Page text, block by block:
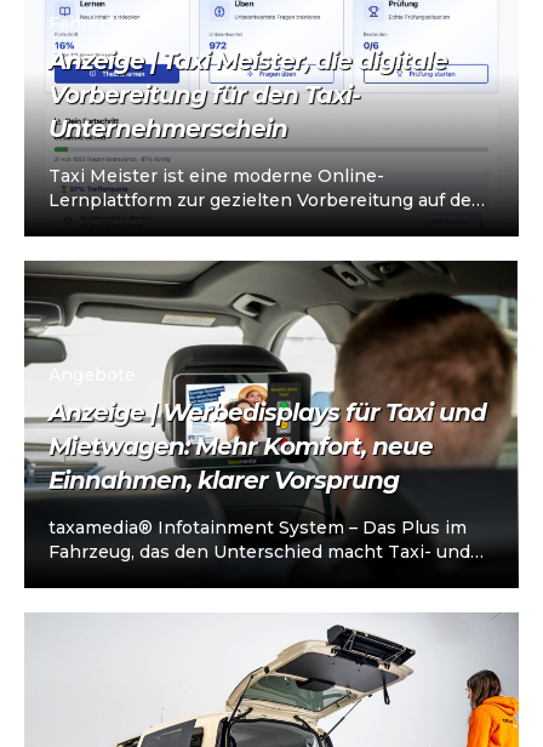
Fahrer*innen
Anzeige | Taxi Meister, die digitale
Vorbereitung für den Taxi-
Unternehmerschein
Taxi Meister ist eine moderne Online-
Lernplattform zur gezielten Vorbereitung auf den
Anzeige | Werbedisplays für Taxi und
Mietwagen: Mehr Komfort, neue
Einnahmen, klarer Vorsprung
taxamedia® Infotainment System – Das Plus im
Fahrzeug, das den Unterschied macht Taxi- und